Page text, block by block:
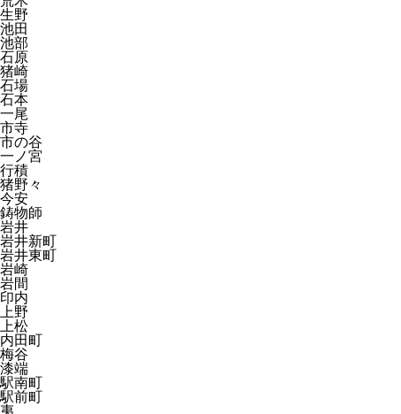
生野
池田
池部
石原
猪崎
石場
石本
一尾
市寺
市の谷
一ノ宮
行積
猪野々
今安
鋳物師
岩井
岩井新町
岩井東町
岩崎
岩間
印内
上野
上松
内田町
梅谷
漆端
駅南町
駅前町
夷